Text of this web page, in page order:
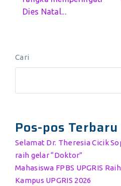
Dies Natal...
Cari
Pos-pos Terbaru
Selamat Dr. Theresia Cicik
raih gelar “Doktor”
Mahasiswa FPBS UPGRIS
Kampus UPGRIS 2026